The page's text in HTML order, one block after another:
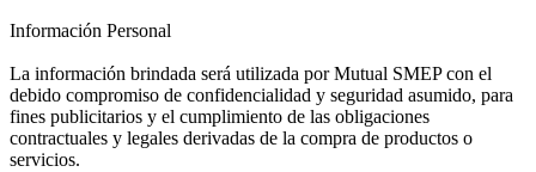
Información Personal
La información brindada será utilizada por Mutual SMEP con el
debido compromiso de confidencialidad y seguridad asumido, para
fines publicitarios y el cumplimiento de las obligaciones
contractuales y legales derivadas de la compra de productos o
servicios.